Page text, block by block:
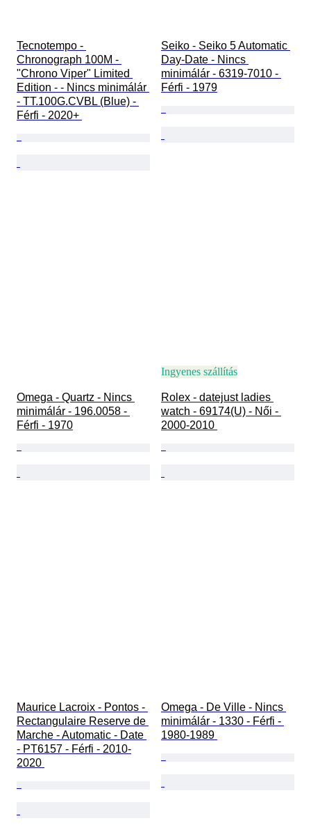
Tecnotempo -
Chronograph 100M -
"Chrono Viper" Limited
Edition - - Nincs minimálár
- TT.100G.CVBL (Blue) -
Férfi - 2020+
Seiko - Seiko 5 Automatic
Day-Date - Nincs
minimálár - 6319-7010 -
Férfi - 1979
Omega - Quartz - Nincs
minimálár - 196.0058 -
Férfi - 1970
Ingyenes szállítás
Rolex - datejust ladies
watch - 69174(U) - Női -
2000-2010
Maurice Lacroix - Pontos -
Rectangulaire Reserve de
Marche - Automatic - Date
- PT6157 - Férfi - 2010-
2020
Omega - De Ville - Nincs
minimálár - 1330 - Férfi -
1980-1989